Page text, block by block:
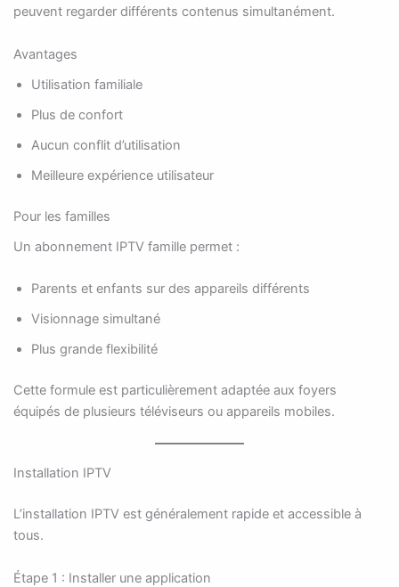
peuvent regarder différents contenus simultanément.
Avantages
Utilisation familiale
Plus de confort
Aucun conflit d’utilisation
Meilleure expérience utilisateur
Pour les familles
Un abonnement IPTV famille permet :
Parents et enfants sur des appareils différents
Visionnage simultané
Plus grande flexibilité
Cette formule est particulièrement adaptée aux foyers
équipés de plusieurs téléviseurs ou appareils mobiles.
Installation IPTV
L’installation IPTV est généralement rapide et accessible à
tous.
Étape 1 : Installer une application